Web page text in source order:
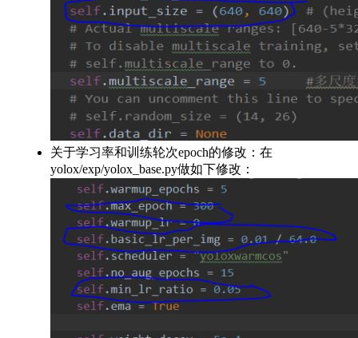
关于学习率和训练轮次epoch的修改：在
yolox/exp/yolox_base.py做如下修改：